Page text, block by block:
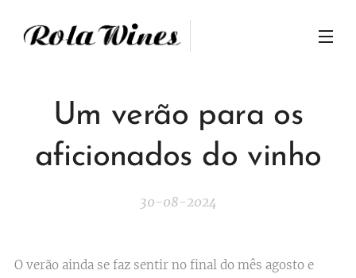
Um verão para os
aficionados do vinho
30-08-2024
O verão ainda se faz sentir no final do mês agosto e